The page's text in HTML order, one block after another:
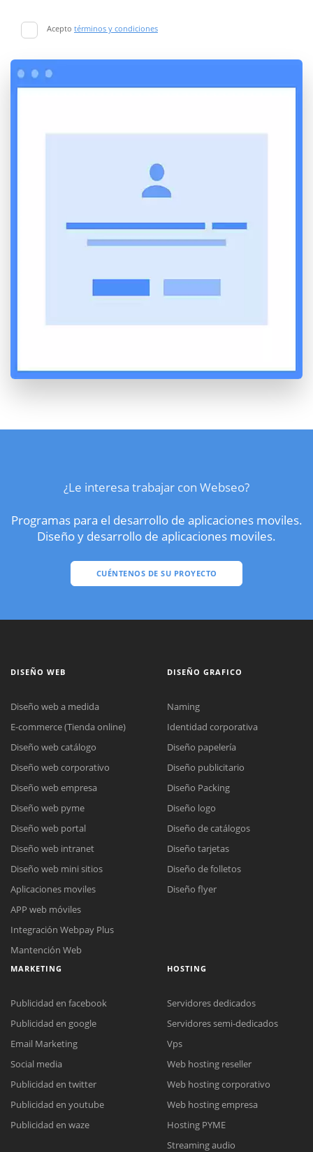
Acepto términos y condiciones
¿Le interesa trabajar con Webseo?
Programas para el desarrollo de aplicaciones moviles.
Diseño y desarrollo de aplicaciones moviles.
CUÉNTENOS DE SU PROYECTO
Reunión online
Nuestros ejecutivos le enviarán un correo electrónico con el enlace a
Meet para la reunión online.
Cotización
Todos nuestros ejecutivos están fuera de línea. Complete el formulario
DISEÑO WEB
Diseño web a medida
E-commerce (Tienda online)
Diseño web catálogo
Diseño web corporativo
Diseño web empresa
Diseño web pyme
Diseño web portal
Diseño web intranet
Diseño web mini sitios
Aplicaciones moviles
APP web móviles
Integración Webpay Plus
Mantención Web
DISEÑO GRAFICO
Naming
Identidad corporativa
Diseño papelería
Diseño publicitario
Diseño Packing
Diseño logo
Diseño de catálogos
Diseño tarjetas
Diseño de folletos
Diseño flyer
MARKETING
Publicidad en facebook
Publicidad en google
Email Marketing
Social media
Publicidad en twitter
Publicidad en youtube
Publicidad en waze
HOSTING
Servidores dedicados
Servidores semi-dedicados
Vps
Web hosting reseller
Web hosting corporativo
Web hosting empresa
Hosting PYME
Streaming audio